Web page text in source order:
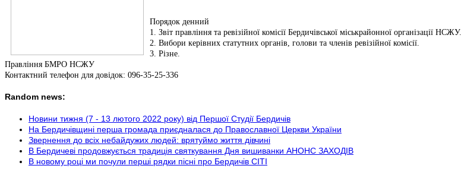
Порядок денний
1. Звіт правління та ревізійної комісії Бердичівської міськрайонної організації НСЖУ.
2. Вибори керівних статутних органів, голови та членів ревізійної комісії.
3. Різне.
Правління БМРО НСЖУ
Контактний телефон для довідок: 096-35-25-336
Random news:
Новини тижня (7 - 13 лютого 2022 року) від Першої Студії Бердичів
На Бердичівщині перша громада приєдналася до Православної Церкви України
Звернення до всіх небайдужих людей: врятуймо життя дівчині
В Бердичеві продовжується традиція святкування Дня вишиванки АНОНС ЗАХОДІВ
В новому році ми почули перші рядки пісні про Бердичів СІТІ